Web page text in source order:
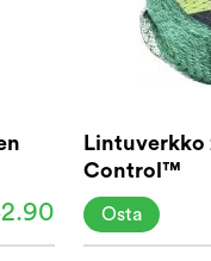
Lintuverkko
Control™
Osta